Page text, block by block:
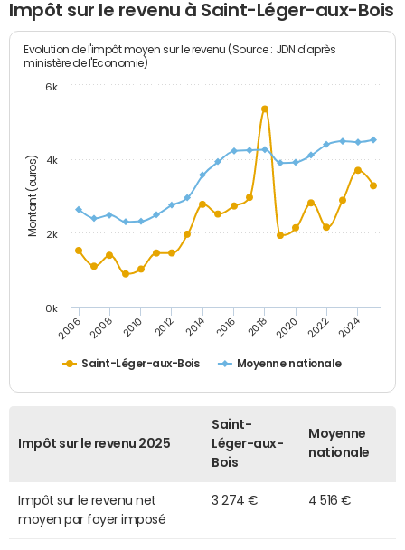
Impôt sur le revenu à Saint-Léger-aux-Bois
Montant (euros)
Evolution de l'impôt moyen sur le revenu (Source : JDN d'après
ministère de l'Economie)
Saint-Léger-aux-Bois Moyenne nationale
2006 2008 2010 2012 2014 2016 2018 2020 2022 2024
0k
2k
4k
6k
Impôt sur le revenu 2025
Saint-
Léger-aux-
Bois
Moyenne
nationale
Impôt sur le revenu net
moyen par foyer imposé
3 274 € 4 516 €